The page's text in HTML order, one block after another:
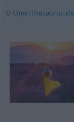
© OpenThesaurus.de